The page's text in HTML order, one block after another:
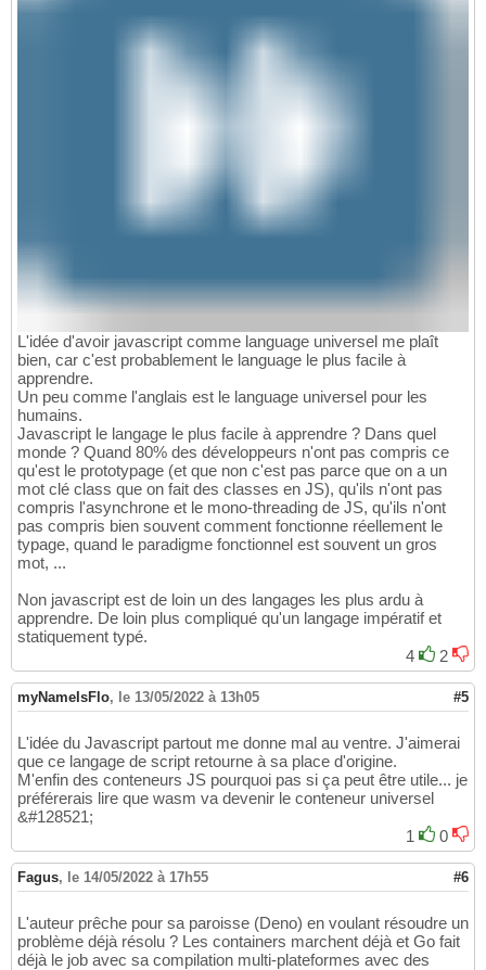
L'idée d'avoir javascript comme language universel me plaît
bien, car c'est probablement le language le plus facile à
apprendre.
Un peu comme l'anglais est le language universel pour les
humains.
Javascript le langage le plus facile à apprendre ? Dans quel
monde ? Quand 80% des développeurs n'ont pas compris ce
qu'est le prototypage (et que non c'est pas parce que on a un
mot clé class que on fait des classes en JS), qu'ils n'ont pas
compris l'asynchrone et le mono-threading de JS, qu'ils n'ont
pas compris bien souvent comment fonctionne réellement le
typage, quand le paradigme fonctionnel est souvent un gros
mot, ...
Non javascript est de loin un des langages les plus ardu à
apprendre. De loin plus compliqué qu'un langage impératif et
statiquement typé.
4
2
myNameIsFlo, le 13/05/2022 à 13h05 #5
L'idée du Javascript partout me donne mal au ventre. J'aimerai
que ce langage de script retourne à sa place d'origine.
M'enfin des conteneurs JS pourquoi pas si ça peut être utile... je
préférerais lire que wasm va devenir le conteneur universel
&#128521;
1
0
Fagus, le 14/05/2022 à 17h55 #6
L'auteur prêche pour sa paroisse (Deno) en voulant résoudre un
problème déjà résolu ? Les containers marchent déjà et Go fait
déjà le job avec sa compilation multi-plateformes avec des